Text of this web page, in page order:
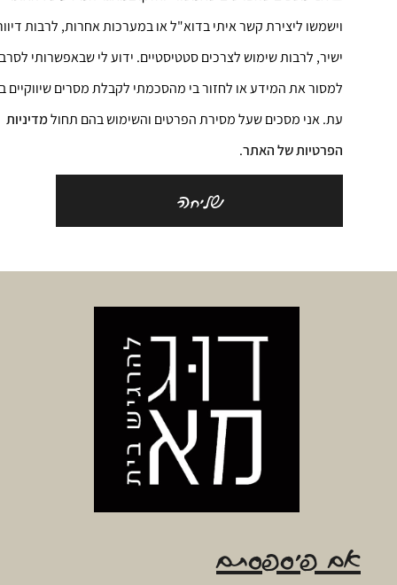
וישמשו ליצירת קשר איתי בדוא"ל או במערכות אחרות, לרבות דיוור
ישיר, לרבות שימוש לצרכים סטטיסטיים. ידוע לי שבאפשרותי לסרב
למסור את המידע או לחזור בי מהסכמתי לקבלת מסרים שיווקיים בכל
עת. אני מסכים שעל מסירת הפרטים והשימוש בהם תחולמדיניות
הפרטיות של האתר.
שליחה
אם פיספסתם